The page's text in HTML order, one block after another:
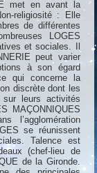
met en avant la
religiosité : Elle
de différentes
LOGES
et sociales. Il
peut varier
à son égard
qui concerne la
discrète dont les
sur leurs activités
MAÇONNIQUES
l’agglomération
se réunissent
Talence est
(chef-lieu de
de la Gironde.